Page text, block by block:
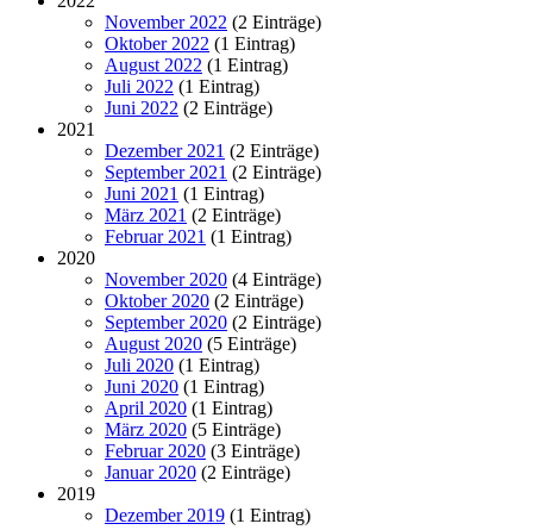
November 2022 (2 Einträge)
Oktober 2022 (1 Eintrag)
August 2022 (1 Eintrag)
Juli 2022 (1 Eintrag)
Juni 2022 (2 Einträge)
2021
Dezember 2021 (2 Einträge)
September 2021 (2 Einträge)
Juni 2021 (1 Eintrag)
März 2021 (2 Einträge)
Februar 2021 (1 Eintrag)
2020
November 2020 (4 Einträge)
Oktober 2020 (2 Einträge)
September 2020 (2 Einträge)
August 2020 (5 Einträge)
Juli 2020 (1 Eintrag)
Juni 2020 (1 Eintrag)
April 2020 (1 Eintrag)
März 2020 (5 Einträge)
Februar 2020 (3 Einträge)
Januar 2020 (2 Einträge)
2019
Dezember 2019 (1 Eintrag)